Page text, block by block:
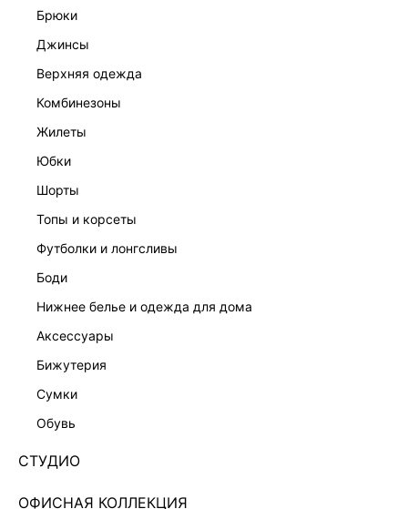
брюки
джинсы
верхняя одежда
комбинезоны
жилеты
юбки
шорты
топы и корсеты
футболки и лонгсливы
боди
нижнее белье и одежда для дома
аксессуары
бижутерия
сумки
обувь
СТУДИО
ОФИСНАЯ КОЛЛЕКЦИЯ
ШЕРСТЬ
СНУД С ШЕРСТЬЮ 544015021-32
Нет в наличии
ЦВЕТ:СЕРЫЙ